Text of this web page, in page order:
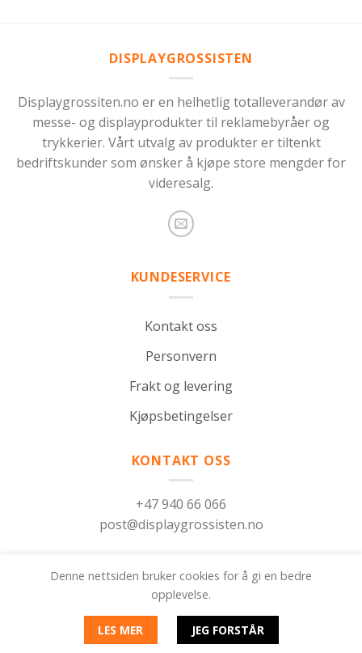
DISPLAYGROSSISTEN
Displaygrossiten.no er en helhetlig totalleverandør av
messe- og displayprodukter til reklamebyråer og
trykkerier. Vårt utvalg av produkter er tiltenkt
bedriftskunder som ønsker å kjøpe store mengder for
videresalg.
KUNDESERVICE
Kontakt oss
Personvern
Frakt og levering
Kjøpsbetingelser
KONTAKT OSS
+47 940 66 066
post@displaygrossisten.no
Kontakt oss
© 2026 Displaygrossisten. Denne siden bruker
informasjonskapsler
Denne nettsiden bruker cookies for å gi en bedre
opplevelse.
LES MER JEG FORSTÅR